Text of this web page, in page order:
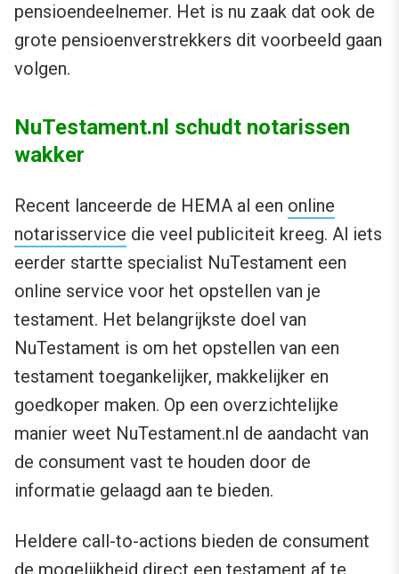
pensioendeelnemer. Het is nu zaak dat ook de
grote pensioenverstrekkers dit voorbeeld gaan
volgen.
NuTestament.nl schudt notarissen
wakker
Recent lanceerde de HEMA al een online
notarisservice die veel publiciteit kreeg. Al iets
eerder startte specialist NuTestament een
online service voor het opstellen van je
testament. Het belangrijkste doel van
NuTestament is om het opstellen van een
testament toegankelijker, makkelijker en
goedkoper maken. Op een overzichtelijke
manier weet NuTestament.nl de aandacht van
de consument vast te houden door de
informatie gelaagd aan te bieden.
Heldere call-to-actions bieden de consument